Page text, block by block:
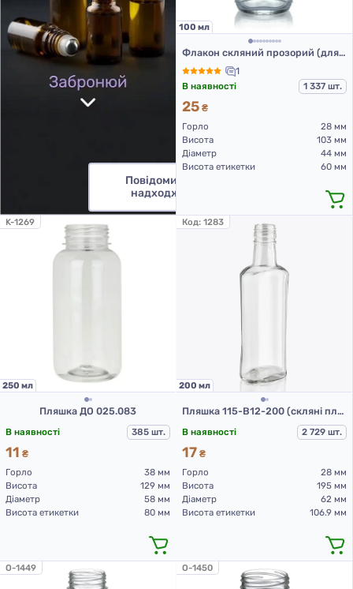
Повідомити про
надходження
100 мл
Флакон скляний прозорий (для сиропів), 100 мл ФСМк-100-ІІІ (скляні флакони 100 мл)
1
В наявності
1 337 шт.
25 ₴
Горло
28 мм
Висота
103 мм
Діаметр
44 мм
Висота етикетки
60 мм
K-1269
250 мл
Пляшка ДО 025.083
В наявності 385 шт.
11 ₴
Горло
38 мм
Висота
129 мм
Діаметр
58 мм
Висота етикетки
80 мм
Код: 1283
200 мл
Пляшка 115-В12-200 (скляні пляшки 200 мл)
В наявності 2 729 шт.
17 ₴
Горло
28 мм
Висота
195 мм
Діаметр
62 мм
Висота етикетки
106.9 мм
O-1449 O-1450